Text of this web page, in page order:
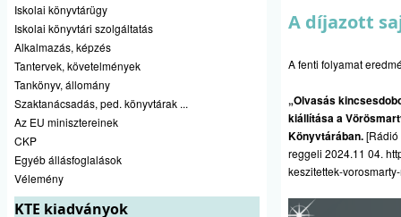
Iskolai könyvtárügy
Iskolai könyvtári szolgáltatás
Alkalmazás, képzés
Tantervek, követelmények
Tankönyv, állomány
Szaktanácsadás, ped. könyvtárak ...
Az EU minisztereinek
CKP
Egyéb állásfoglalások
Vélemény
KTE kiadványok
A díjazott
A fenti folyamat
„Olvasás
kiállítása a
Könyvtárában.[Rádió
reggeli 2024.11 04.
keszitettek-